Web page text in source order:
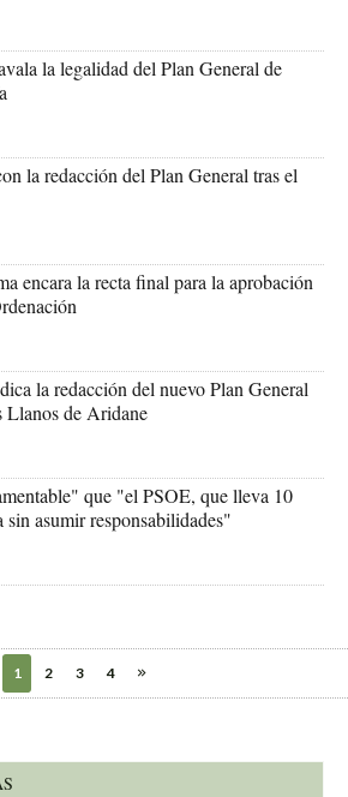
la legalidad del Plan General de
la redacción del Plan General tras el
encara la recta final para la aprobación
la redacción del nuevo Plan General
Llanos de Aridane
que "el PSOE, que lleva 10
sin asumir responsabilidades"
1 2 3 4